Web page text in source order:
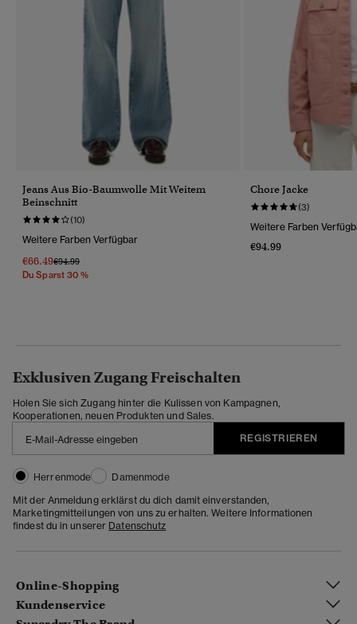
Jeans Aus Bio-Baumwolle Mit Weitem
Beinschnitt
(10)
Weitere Farben Verfügbar
€66.49Preis Wurde Reduziert Von
€94.99Bis
Du Sparst 30 %
Chore Jacke
(3)
Weitere Farben
€94.99
Exklusiven Zugang Freischalten
Holen Sie sich Zugang hinter die Kulissen von Kampagnen,
Kooperationen, neuen Produkten und Sales.
REGISTRIEREN
Herrenmode
Damenmode
Mit der Anmeldung erklärst du dich damit einverstanden,
Marketingmitteilungen von uns zu erhalten. Weitere Informationen
findest du in unserer Datenschutz
Online-Shopping
Kundenservice